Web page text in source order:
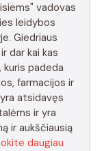
vadovas
leidybos
Giedriaus
dar kai kas
kuris padeda
farmacijos ir
atsidavęs
ir yra
ir aukščiausią
daugiau